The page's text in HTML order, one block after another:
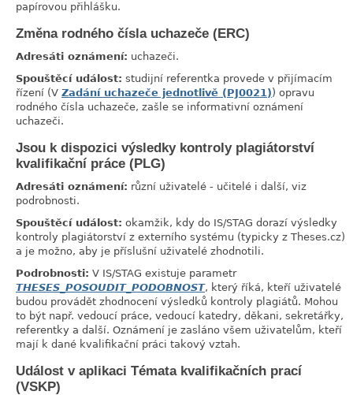
papírovou přihlášku.
Změna rodného čísla uchazeče (ERC)
Adresáti oznámení: uchazeči.
Spouštěcí událost: studijní referentka provede v přijímacím
řízení (V Zadání uchazeče jednotlivě (PJ0021)) opravu
rodného čísla uchazeče, zašle se informativní oznámení
uchazeči.
Jsou k dispozici výsledky kontroly plagiátorství
kvalifikační práce (PLG)
Adresáti oznámení: různí uživatelé - učitelé i další, viz
podrobnosti.
Spouštěcí událost: okamžik, kdy do IS/STAG dorazí výsledky
kontroly plagiátorství z externího systému (typicky z Theses.cz)
a je možno, aby je příslušní uživatelé zhodnotili.
Podrobnosti: V IS/STAG existuje parametr
THESES_POSOUDIT_PODOBNOST, který říká, kteří uživatelé
budou provádět zhodnocení výsledků kontroly plagiátů. Mohou
to být např. vedoucí práce, vedoucí katedry, děkani, sekretářky,
referentky a další. Oznámení je zasláno všem uživatelům, kteří
mají k dané kvalifikační práci takový vztah.
Událost v aplikaci Témata kvalifikačních prací
(VSKP)